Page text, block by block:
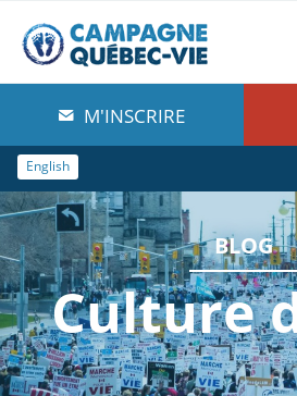
À propos de nous
Blog
Comprendre
Agir
Boutique
M'INSCRIRE
English
BLOG
Culture